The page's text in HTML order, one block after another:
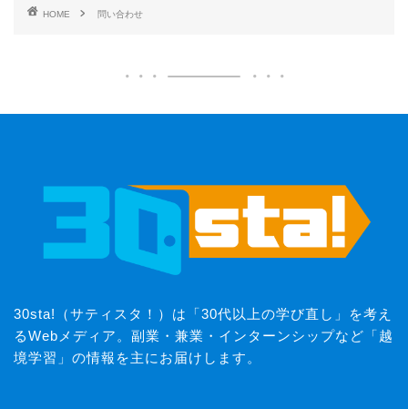
HOME 問い合わせ
30sta!（サティスタ！）は「30代以上の学び直し」を考え
るWebメディア。副業・兼業・インターンシップなど「越
境学習」の情報を主にお届けします。